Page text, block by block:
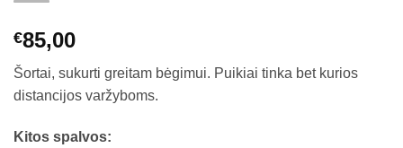
€85,00
Šortai, sukurti greitam bėgimui. Puikiai tinka bet kurios
distancijos varžyboms.
Kitos spalvos: